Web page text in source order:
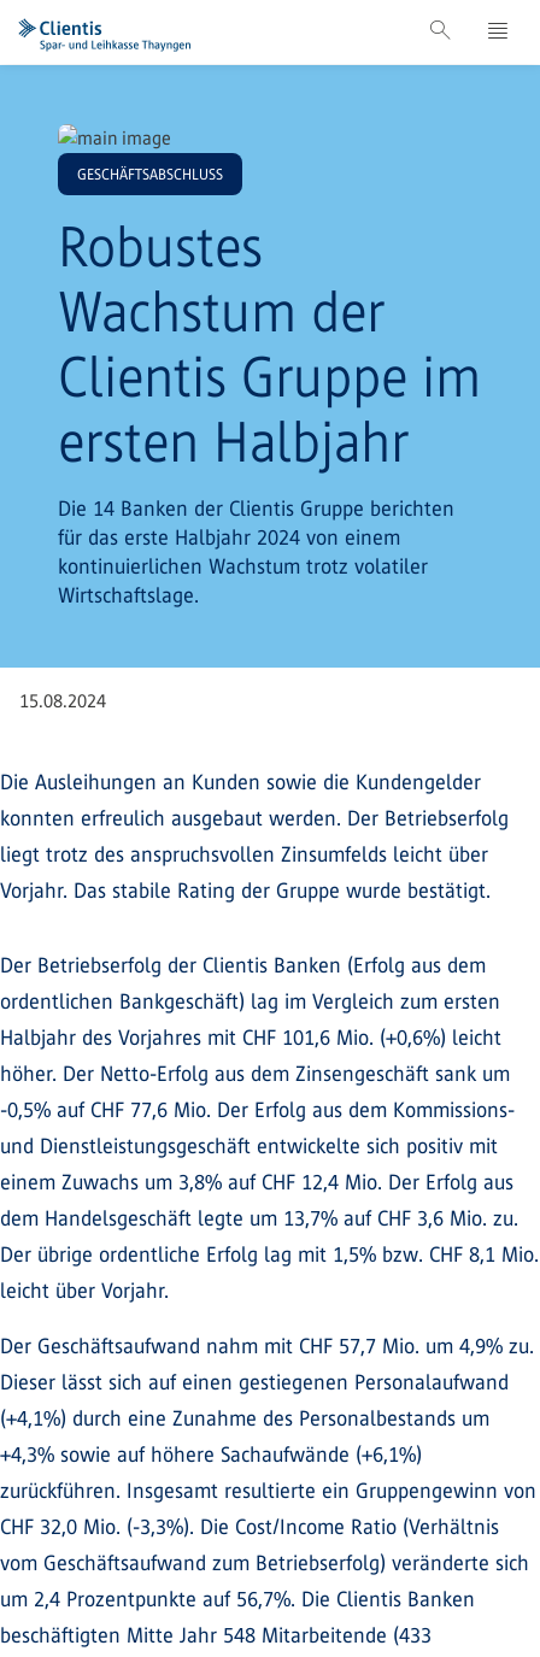
GESCHÄFTSABSCHLUSS
Robustes
Wachstum der
Clientis Gruppe im
ersten Halbjahr
Die 14 Banken der Clientis Gruppe berichten
für das erste Halbjahr 2024 von einem
kontinuierlichen Wachstum trotz volatiler
Wirtschaftslage.
15.08.2024
Die Ausleihungen an Kunden sowie die Kundengelder
konnten erfreulich ausgebaut werden. Der Betriebserfolg
liegt trotz des anspruchsvollen Zinsumfelds leicht über
Vorjahr. Das stabile Rating der Gruppe wurde bestätigt.
Der Betriebserfolg der Clientis Banken (Erfolg aus dem
ordentlichen Bankgeschäft) lag im Vergleich zum ersten
Halbjahr des Vorjahres mit CHF 101,6 Mio. (+0,6%) leicht
höher. Der Netto-Erfolg aus dem Zinsengeschäft sank um
-0,5% auf CHF 77,6 Mio. Der Erfolg aus dem Kommissions-
und Dienstleistungsgeschäft entwickelte sich positiv mit
einem Zuwachs um 3,8% auf CHF 12,4 Mio. Der Erfolg aus
dem Handelsgeschäft legte um 13,7% auf CHF 3,6 Mio. zu.
Der übrige ordentliche Erfolg lag mit 1,5% bzw. CHF 8,1 Mio.
leicht über Vorjahr.
Der Geschäftsaufwand nahm mit CHF 57,7 Mio. um 4,9% zu.
Dieser lässt sich auf einen gestiegenen Personalaufwand
(+4,1%) durch eine Zunahme des Personalbestands um
+4,3% sowie auf höhere Sachaufwände (+6,1%)
zurückführen. Insgesamt resultierte ein Gruppengewinn von
CHF 32,0 Mio. (-3,3%). Die Cost/Income Ratio (Verhältnis
vom Geschäftsaufwand zum Betriebserfolg) veränderte sich
um 2,4 Prozentpunkte auf 56,7%. Die Clientis Banken
beschäftigten Mitte Jahr 548 Mitarbeitende (433